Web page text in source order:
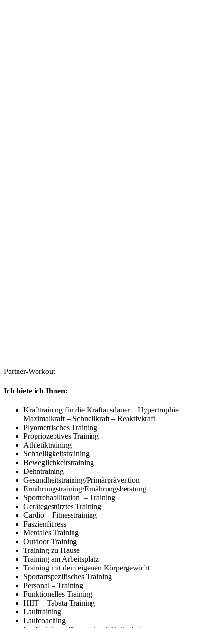
Partner-Workout
Ich biete ich Ihnen:
Krafttraining für die Kraftausdauer – Hypertrophie –
Maximalkraft – Schnellkraft – Reaktivkraft
Plyometrisches Training
Propriozeptives Training
Athletiktraining
Schnelligkeitstraining
Beweglichkeitstraining
Dehntraining
Gesundheitstraining/Primärprävention
Ernährungstraining/Ernährungsberatung
Sportrehabilitation – Training
Gerätegestütztes Training
Cardio – Fitnesstraining
Faszienfitness
Mentales Training
Outdoor Training
Training zu Hause
Training am Arbeitsplatz
Training mit dem eigenen Körpergewicht
Sportartspezifisches Training
Personal – Training
Funktionelles Training
HIIT – Tabata Training
Lauftraining
Laufcoaching